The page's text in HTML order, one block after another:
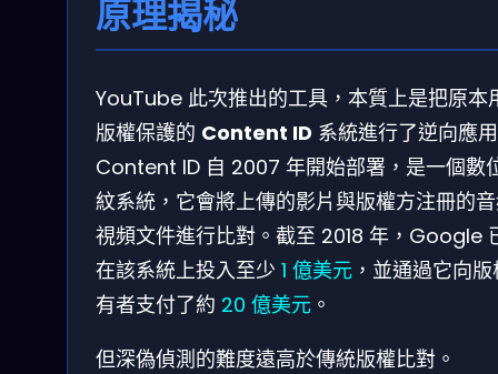
原理揭秘
YouTube 此次推出的工具，本質上是把原本
版權保護的 Content ID 系統進行了逆向應
Content ID 自 2007 年開始部署，是一個數
紋系統，它會將上傳的影片與版權方注冊的
視頻文件進行比對。截至 2018 年，Google
在該系統上投入至少 1 億美元 ，並通過它向
有者支付了約 20 億美元 。
但深偽偵測的難度遠高於傳統版權比對。